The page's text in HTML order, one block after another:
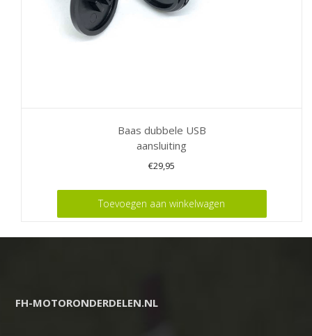
Baas dubbele USB
aansluiting
€29,95
Toevoegen aan winkelwagen
FH-MOTORONDERDELEN.NL